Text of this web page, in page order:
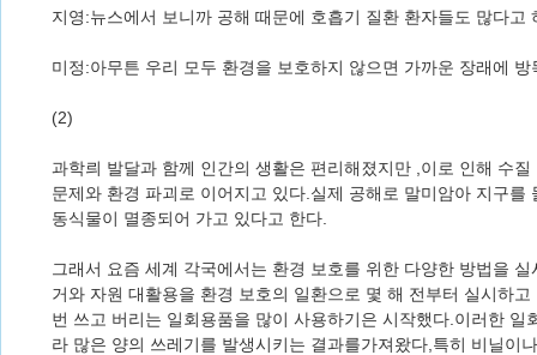
지영:뉴스에서 보니까 공해 때문에 호흡기 질환 환자들도 많다고
미정:아무튼 우리 모두 환경을 보호하지 않으면 가까운 장래에
(2)
과학릐 발달과 함께 인간의 생활은 편리해졌지만 ,이로 인해 수
문제와 환경 파괴로 이어지고 있다.실제 공해로 말미암아 지구를
동식물이 멸종되어 가고 있다고 한다.
그래서 요즘 세계 각국에서는 환경 보호를 위한 다양한 방법을
거와 자원 대활용을 환경 보호의 일환으로 몇 해 전부터 실시하
번 쓰고 버리는 일회용품을 많이 사용하기은 시작했다.이러한 일
라 많은 양의 쓰레기를 발생시키는 결과를가져왔다,특히 비닐이